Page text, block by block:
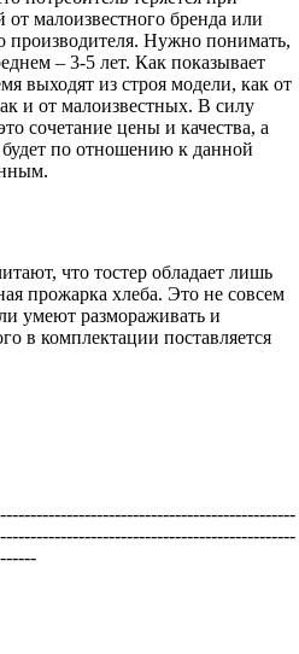
малоизвестного бренда или
производителя. Нужно понимать,
– 3-5 лет. Как показывает
выходят из строя модели, как от
и от малоизвестных. В силу
сочетание цены и качества, а
по отношению к данной
что тостер обладает лишь
прожарка хлеба. Это не совсем
умеют размораживать и
в комплектации поставляется